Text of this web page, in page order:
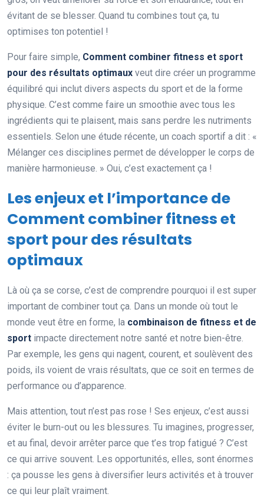
évitant de se blesser. Quand tu combines tout ça, tu
optimises ton potentiel !
Pour faire simple, Comment combiner fitness et sport
pour des résultats optimaux veut dire créer un programme
équilibré qui inclut divers aspects du sport et de la forme
physique. C’est comme faire un smoothie avec tous les
ingrédients qui te plaisent, mais sans perdre les nutriments
essentiels. Selon une étude récente, un coach sportif a dit : «
Mélanger ces disciplines permet de développer le corps de
manière harmonieuse. » Oui, c’est exactement ça !
Les enjeux et l’importance de
Comment combiner fitness et
sport pour des résultats
optimaux
Là où ça se corse, c’est de comprendre pourquoi il est super
important de combiner tout ça. Dans un monde où tout le
monde veut être en forme, la combinaison de fitness et de
sport impacte directement notre santé et notre bien-être.
Par exemple, les gens qui nagent, courent, et soulèvent des
poids, ils voient de vrais résultats, que ce soit en termes de
performance ou d’apparence.
Mais attention, tout n’est pas rose ! Ses enjeux, c’est aussi
éviter le burn-out ou les blessures. Tu imagines, progresser,
et au final, devoir arrêter parce que t’es trop fatigué ? C’est
ce qui arrive souvent. Les opportunités, elles, sont énormes
: ça pousse les gens à diversifier leurs activités et à trouver
ce qui leur plaît vraiment.